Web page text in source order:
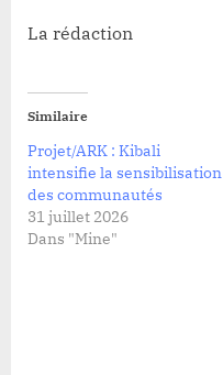
La rédaction
Similaire
Projet/ARK : Kibali
intensifie la sensibilisation
des communautés
31 juillet 2026
Dans "Mine"